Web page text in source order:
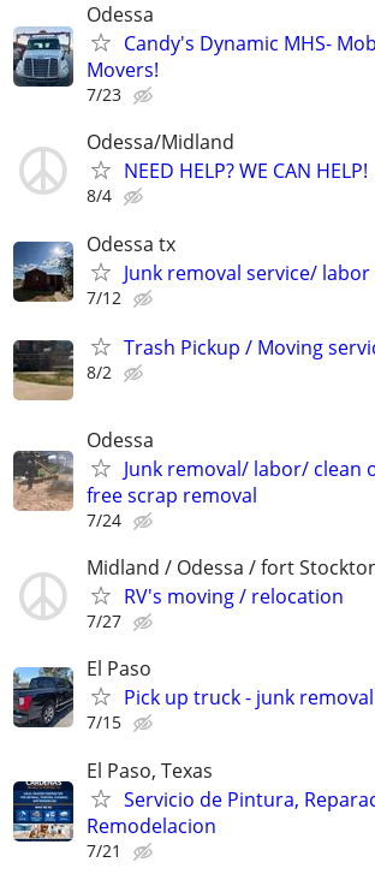
Odessa
Candy's Dynamic MHS-
Movers!
7/23
Odessa/Midland
NEED HELP? WE CAN HELP!
8/4
Odessa tx
Junk removal service/
7/12
Trash Pickup / Moving
8/2
Odessa
Junk removal/ labor/
free scrap removal
7/24
Midland / Odessa / fort
RV's moving / relocation
7/27
El Paso
Pick up truck - junk removal
7/15
El Paso, Texas
Servicio de Pintura,
Remodelacion
7/21